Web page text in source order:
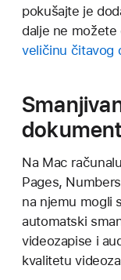
pokušajte je
dalje ne
veličinu čitavog
Na Mac
Pages,
na njemu mogli
automatski
videozapise i
kvalitetu